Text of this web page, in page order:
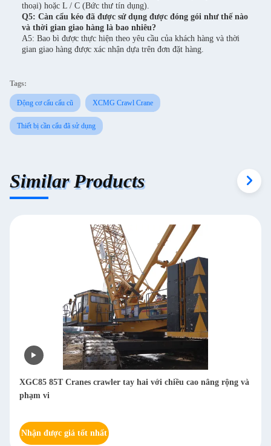
thoại) hoặc L / C (Bức thư tín dụng).
Q5: Càn cẩu kéo đã được sử dụng được đóng gói như thế nào
và thời gian giao hàng là bao nhiêu?
A5: Bao bì được thực hiện theo yêu cầu của khách hàng và thời
gian giao hàng được xác nhận dựa trên đơn đặt hàng.
Tags:
Động cơ cẩu cẩu cũ XCMG Crawl Crane
Thiết bị cần cẩu đã sử dụng
Similar Products
XGC85 85T Cranes crawler tay hai với chiều cao nâng rộng và
phạm vi
Nhận được giá tốt nhất